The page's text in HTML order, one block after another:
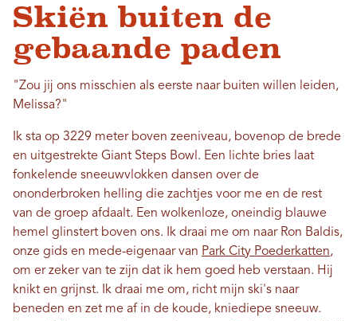
Skiën buiten de
gebaande paden
"Zou jij ons misschien als eerste naar buiten willen leiden,
Melissa?"
Ik sta op 3229 meter boven zeeniveau, bovenop de brede
en uitgestrekte Giant Steps Bowl. Een lichte bries laat
fonkelende sneeuwvlokken dansen over de
ononderbroken helling die zachtjes voor me en de rest
van de groep afdaalt. Een wolkenloze, oneindig blauwe
hemel glinstert boven ons. Ik draai me om naar Ron Baldis,
onze gids en mede-eigenaar van Park City Poederkatten,
om er zeker van te zijn dat ik hem goed heb verstaan. Hij
knikt en grijnst. Ik draai me om, richt mijn ski's naar
beneden en zet me af in de koude, kniediepe sneeuw.